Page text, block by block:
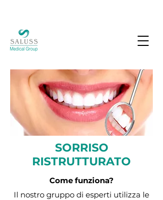
SORRISO
RISTRUTTURATO
Come funziona?
Il nostro gruppo di esperti utilizza le